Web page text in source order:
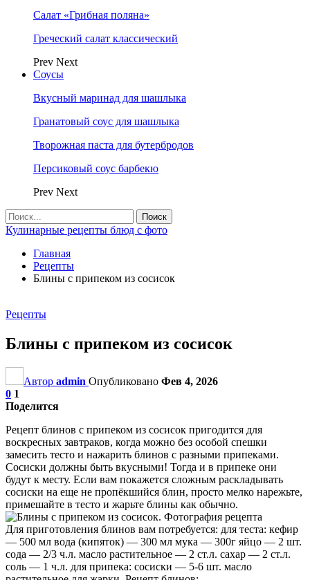
Салат «Грибная поляна»
Греческий салат классический
Prev Next
Соусы
Вкусный маринад для шашлыка
Гранатовый соус для шашлыка
Творожная паста для бутербродов
Персиковый соус барбекю
Prev Next
Кулинарные рецепты блюд с фото
Главная
Рецепты
Блины с припеком из сосисок
Рецепты
Блины с припеком из сосисок
Автор admin Опубликовано Фев 4, 2026
0 1
Поделится
Рецепт блинов с припеком из сосисок пригодится для
воскресных завтраков, когда можно без особой спешки
замесить тесто и нажарить блинов с разными припеками.
Сосиски должны быть вкусными! Тогда и в припеке они
будут к месту. Если вам покажется сложным раскладывать
сосиски на еще не пропёкшийся блин, просто мелко нарежьте,
примешайте в тесто и жарьте блины как обычно.
Для приготовления блинов вам потребуется: для теста: кефир
— 500 мл вода (кипяток) — 300 мл мука — 300г яйцо — 2 шт.
сода — 2/3 ч.л. масло растительное — 2 ст.л. сахар — 2 ст.л.
соль — 1 ч.л. для припека: сосиски — 5-6 шт. масло